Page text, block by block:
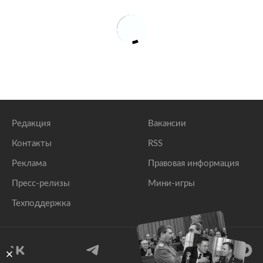
В России улучшат гиперзвуковые ракеты
Редакция
Контакты
Реклама
Пресс-релизы
Техподдержка
Вакансии
RSS
Правовая информация
Мини-игры